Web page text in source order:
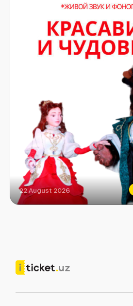
The beauty and the Beast
22 August 2026